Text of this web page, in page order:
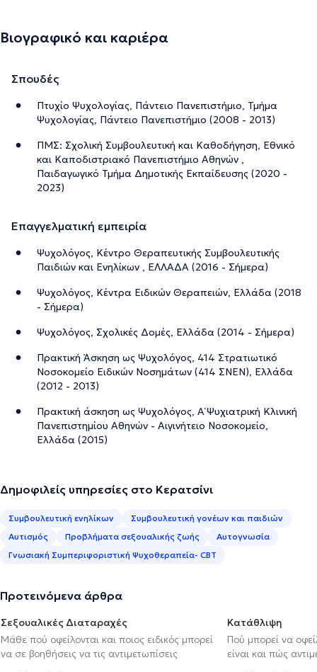
Βιογραφικό και καριέρα
Σπουδές
Πτυχίο Ψυχολογίας, Πάντειο Πανεπιστήμιο, Τμήμα
Ψυχολογίας, Πάντειο Πανεπιστήμιο (2008 - 2013)
ΠΜΣ: Σχολική Συμβουλευτική και Καθοδήγηση, Εθνικό
και Καποδιστριακό Πανεπιστήμιο Αθηνών ,
Παιδαγωγικό Τμήμα Δημοτικής Εκπαίδευσης (2020 -
2023)
Επαγγελματική εμπειρία
Ψυχολόγος, Κέντρο Θεραπευτικής Συμβουλευτικής
Παιδιών και Ενηλίκων , ΕΛΛΑΔΑ (2016 - Σήμερα)
Ψυχολόγος, Κέντρα Ειδικών Θεραπειών, Ελλάδα (2018
- Σήμερα)
Ψυχολόγος, Σχολικές Δομές, Ελλάδα (2014 - Σήμερα)
Πρακτική Άσκηση ως Ψυχολόγος, 414 Στρατιωτικό
Νοσοκομείο Ειδικών Νοσημάτων (414 ΣΝΕΝ), Ελλάδα
(2012 - 2013)
Πρακτική άσκηση ως Ψυχολόγος, Α΄ Ψυχιατρική Κλινική
Πανεπιστημίου Αθηνών - Αιγινήτειο Νοσοκομείο,
Ελλάδα (2015)
Δημοφιλείς υπηρεσίες στο Κερατσίνι
Συμβουλευτική ενηλίκων
Συμβουλευτική γονέων και παιδιών
Αυτισμός
Προβλήματα σεξουαλικής ζωής
Αυτογνωσία
Γνωσιακή Συμπεριφοριστική Ψυχοθεραπεία- CBT
Προτεινόμενα άρθρα
Σεξουαλικές Διαταραχές
Μάθε πού οφείλονται και ποιος ειδικός μπορεί
να σε βοηθήσεις να τις αντιμετωπίσεις
Κατάθλιψη
Πού μπορεί να
είναι και πώς